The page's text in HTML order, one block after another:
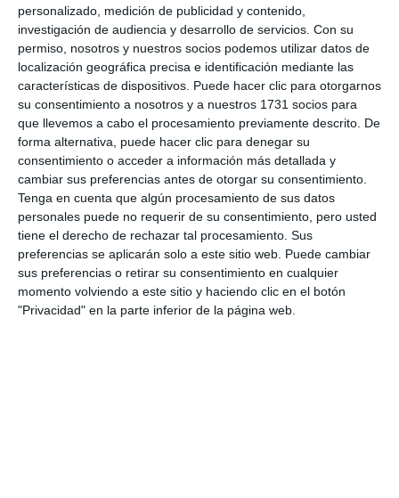
personalizado, medición de publicidad y contenido,
investigación de audiencia y desarrollo de servicios. Con su
permiso, nosotros y nuestros socios podemos utilizar datos de
localización geográfica precisa e identificación mediante las
características de dispositivos. Puede hacer clic para otorgarnos
su consentimiento a nosotros y a nuestros 1731 socios para
que llevemos a cabo el procesamiento previamente descrito. De
forma alternativa, puede hacer clic para denegar su
consentimiento o acceder a información más detallada y
cambiar sus preferencias antes de otorgar su consentimiento.
Tenga en cuenta que algún procesamiento de sus datos
personales puede no requerir de su consentimiento, pero usted
tiene el derecho de rechazar tal procesamiento. Sus
preferencias se aplicarán solo a este sitio web. Puede cambiar
sus preferencias o retirar su consentimiento en cualquier
momento volviendo a este sitio y haciendo clic en el botón
"Privacidad" en la parte inferior de la página web.